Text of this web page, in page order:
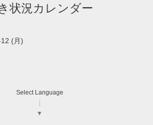
状況カレンダー
(月)
Select Language
▼